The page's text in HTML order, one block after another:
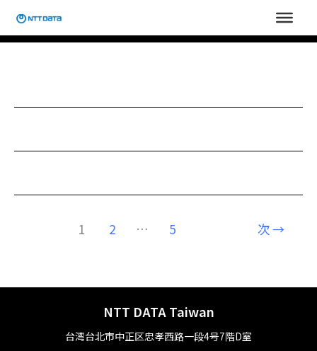
を
1 2 … 5 次→
NTT DATA Taiwan
台湾台北市中正区忠孝西路一段4号7階D室